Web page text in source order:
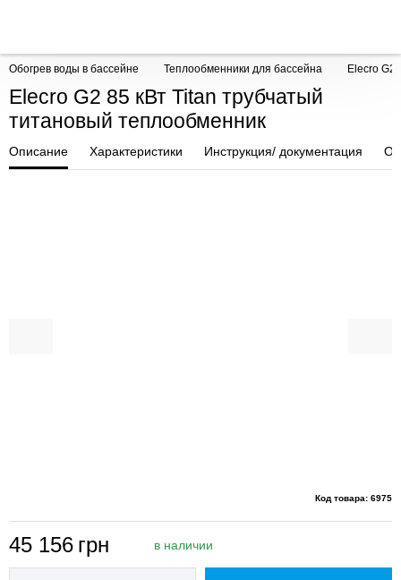
Обогрев воды в бассейне Теплообменники для бассейна Elecro G2
Elecro G2 85 кВт Titan трубчатый
титановый теплообменник
Описание Характеристики Инструкция/ документация
Код товара: 6975
45 156 грн в наличии